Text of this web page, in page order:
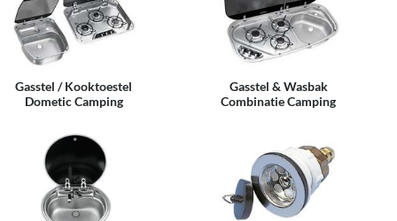
Gasstel / Kooktoestel
Dometic Camping
Gasstel & Wasbak
Combinatie Camping